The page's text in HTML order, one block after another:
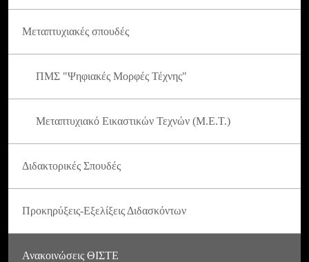
Μεταπτυχιακές σπουδές
ΠΜΣ "Ψηφιακές Μορφές Τέχνης"
Μεταπτυχιακό Εικαστικών Τεχνών (Μ.Ε.Τ.)
Διδακτορικές Σπουδές
Προκηρύξεις-Εξελίξεις Διδασκόντων
Ανακοινώσεις ΘΙΣΤΕ